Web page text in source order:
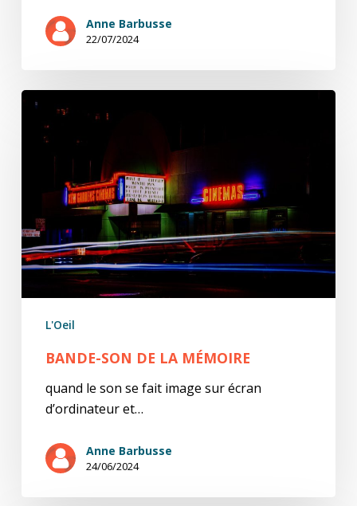
Anne Barbusse
22/07/2024
bande-
mémoire
L'Oeil
BANDE-SON DE LA MÉMOIRE
quand le son se fait image sur écran
d’ordinateur et…
Anne Barbusse
24/06/2024